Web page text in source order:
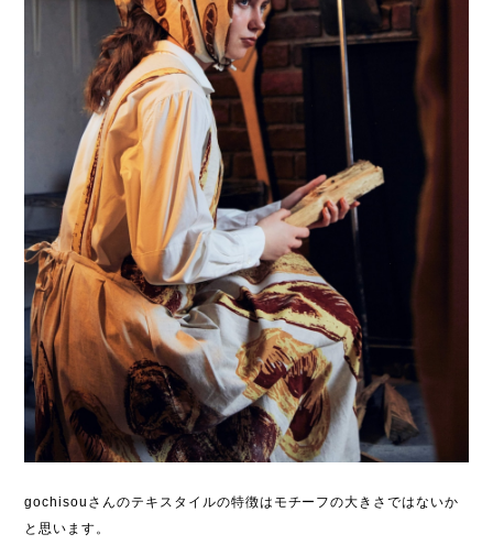
gochisouさんのテキスタイルの特徴はモチーフの大きさではないか
と思います。